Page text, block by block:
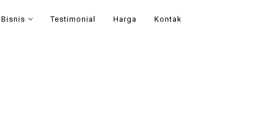
Testimonial Harga Kontak